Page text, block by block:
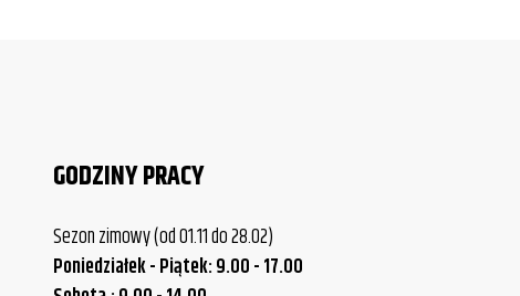
GODZINY PRACY
Sezon zimowy (od 01.11 do 28.02)
Poniedziałek - Piątek: 9.00 - 17.00